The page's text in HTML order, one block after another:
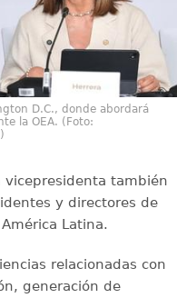
D.C., donde abordará
la OEA. (Foto:
vicepresidenta también
y directores de
Latina.
relacionadas con
generación de